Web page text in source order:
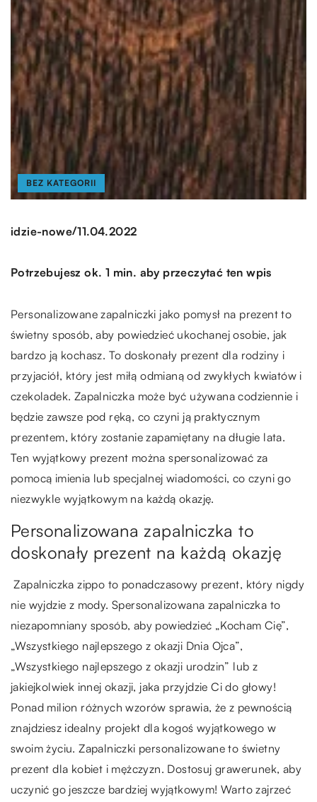
BEZ KATEGORII
idzie-nowe/11.04.2022
Potrzebujesz ok. 1 min. aby przeczytać ten wpis
Personalizowane zapalniczki jako pomysł na prezent to
świetny sposób, aby powiedzieć ukochanej osobie, jak
bardzo ją kochasz. To doskonały prezent dla rodziny i
przyjaciół, który jest miłą odmianą od zwykłych kwiatów i
czekoladek. Zapalniczka może być używana codziennie i
będzie zawsze pod ręką, co czyni ją praktycznym
prezentem, który zostanie zapamiętany na długie lata.
Ten wyjątkowy prezent można spersonalizować za
pomocą imienia lub specjalnej wiadomości, co czyni go
niezwykle wyjątkowym na każdą okazję.
Personalizowana zapalniczka to
doskonały prezent na każdą okazję
Zapalniczka zippo to ponadczasowy prezent, który nigdy
nie wyjdzie z mody. Spersonalizowana zapalniczka to
niezapomniany sposób, aby powiedzieć „Kocham Cię”,
„Wszystkiego najlepszego z okazji Dnia Ojca”,
„Wszystkiego najlepszego z okazji urodzin” lub z
jakiejkolwiek innej okazji, jaka przyjdzie Ci do głowy!
Ponad milion różnych wzorów sprawia, że z pewnością
znajdziesz idealny projekt dla kogoś wyjątkowego w
swoim życiu. Zapalniczki personalizowane to świetny
prezent dla kobiet i mężczyzn. Dostosuj grawerunek, aby
uczynić go jeszcze bardziej wyjątkowym! Warto zajrzeć